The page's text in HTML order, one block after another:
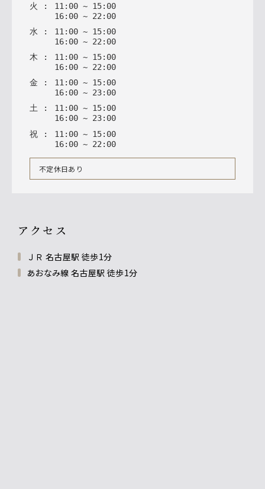
火
: 11 : 00 ~ 15: 00
16: 00 ~ 22 : 00
水 : 11 : 00 ~ 15: 00
16: 00 ~ 22 : 00
木 : 11 : 00 ~ 15: 00
16: 00 ~ 22 : 00
金 : 11: 00 ~ 15: 00
16: 00 ~ 23: 00
土 : 11: 00 ~ 15: 00
16: 00 ~ 23: 00
祝 : 11 : 00 ~ 15: 00
16: 00 ~ 22 : 00
不定休日あり
アクセス
ＪＲ 名古屋駅 徒歩1分
あおなみ線 名古屋駅 徒歩1分